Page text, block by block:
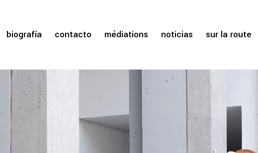
biografía contacto médiations noticias sur la route